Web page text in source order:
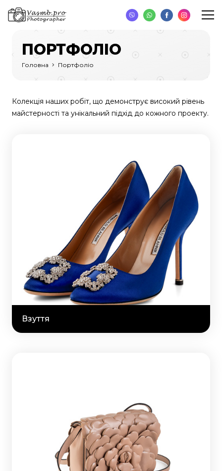
ПОРТФОЛІО
Головна Портфоліо
Колекція наших робіт, що демонструє високий рівень
майстерності та унікальний підхід до кожного проекту.
Взуття